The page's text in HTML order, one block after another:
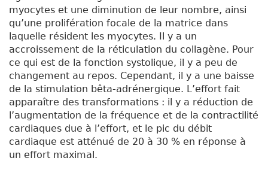
myocytes et une diminution de leur nombre, ainsi
qu’une prolifération focale de la matrice dans
laquelle résident les myocytes. Il y a un
accroissement de la réticulation du collagène. Pour
ce qui est de la fonction systolique, il y a peu de
changement au repos. Cependant, il y a une baisse
de la stimulation bêta-adrénergique. L’effort fait
apparaître des transformations : il y a réduction de
l’augmentation de la fréquence et de la contractilité
cardiaques due à l’effort, et le pic du débit
cardiaque est atténué de 20 à 30 % en réponse à
un effort maximal.